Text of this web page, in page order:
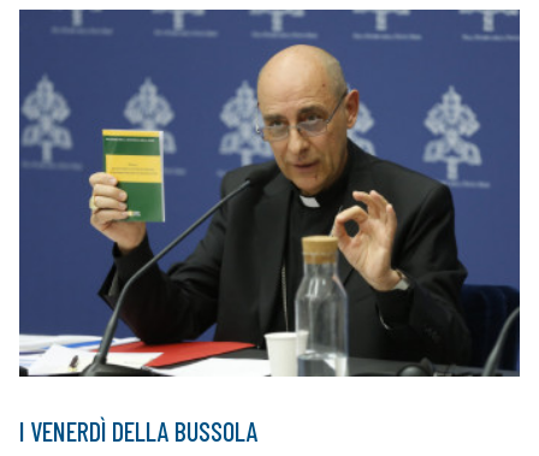
I VENERDÌ DELLA BUSSOLA